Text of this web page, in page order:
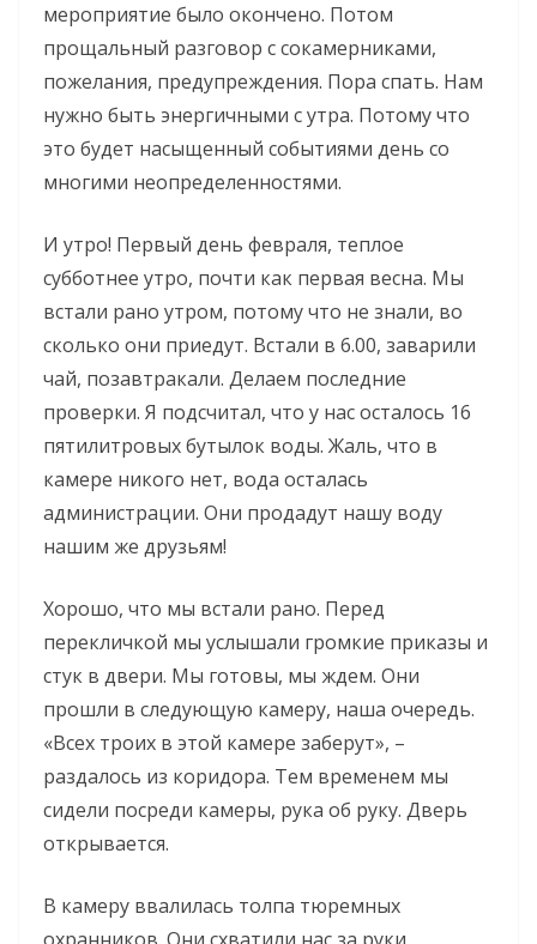
мероприятие было окончено. Потом
прощальный разговор с сокамерниками,
пожелания, предупреждения. Пора спать. Нам
нужно быть энергичными с утра. Потому что
это будет насыщенный событиями день со
многими неопределенностями.
И утро! Первый день февраля, теплое
субботнее утро, почти как первая весна. Мы
встали рано утром, потому что не знали, во
сколько они приедут. Встали в 6.00, заварили
чай, позавтракали. Делаем последние
проверки. Я подсчитал, что у нас осталось 16
пятилитровых бутылок воды. Жаль, что в
камере никого нет, вода осталась
администрации. Они продадут нашу воду
нашим же друзьям!
Хорошо, что мы встали рано. Перед
перекличкой мы услышали громкие приказы и
стук в двери. Мы готовы, мы ждем. Они
прошли в следующую камеру, наша очередь.
«Всех троих в этой камере заберут», –
раздалось из коридора. Тем временем мы
сидели посреди камеры, рука об руку. Дверь
открывается.
В камеру ввалилась толпа тюремных